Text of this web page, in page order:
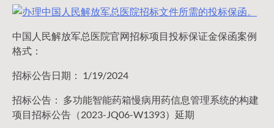
中国人民解放军总医院官网招标项目投标保证金保函案例
格式：
招标公告日期： 1/19/2024
招标公告： 多功能智能药箱慢病用药信息管理系统的构建
项目招标公告（2023-JQ06-W1393）延期